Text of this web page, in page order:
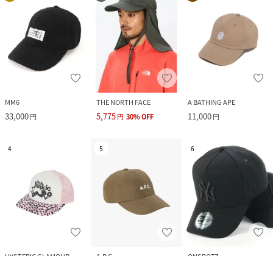
MM6
33,000円
THE NORTH FACE
5,775円 30%OFF
A BATHING APE
11,000円
4 5 6